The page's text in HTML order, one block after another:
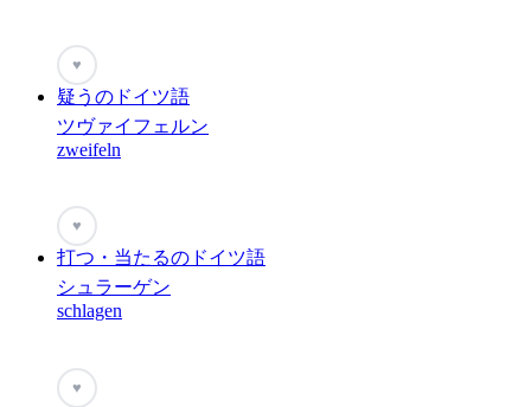
♥
疑うのドイツ語
ツヴァイフェルン
zweifeln
♥
打つ・当たるのドイツ語
シュラーゲン
schlagen
♥